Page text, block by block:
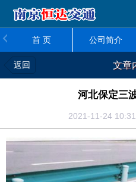
首 页 公司简介
返回 文章
河北保定三
2021-11-24